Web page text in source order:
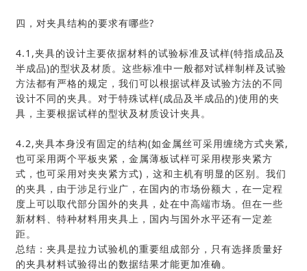
四，对夹具结构的要求有哪些?
4.1,夹具的设计主要依据材料的试验标准及试样(特指成品及
半成品)的型状及材质。这些标准中一般都对试样制样及试验
方法都有严格的规定，我们可以根据试样及试验方法的不同
设计不同的夹具。对于特殊试样(成品及半成品的)使用的夹
具，主要根据试样的型状及材质设计夹具。
4.2,夹具本身没有固定的结构(如金属丝可采用缠绕方式夹紧,
也可采用两个平板夹紧，金属薄板试样可采用楔形夹紧方
式，也可采用对夹夹紧方式)，这和主机有明显的区别。我们
的夹具，由于涉足行业广，在国内的市场份额大，在一定程
度上可以取代部分国外的夹具，处在中高端市场。但在一些
新材料、特种材料用夹具上，国内与国外水平还有一定差
距。
总结：夹具是拉力试验机的重要组成部分，只有选择质量好
的夹具材料试验得出的数据结果才能更加准确。